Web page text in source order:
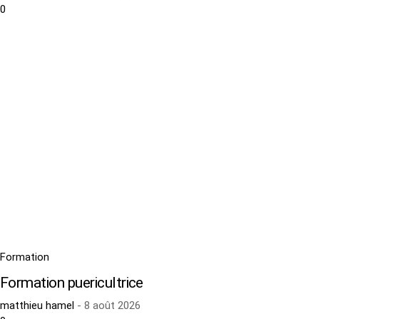
0
Formation
Formation puericultrice
matthieu hamel - 8 août 2026